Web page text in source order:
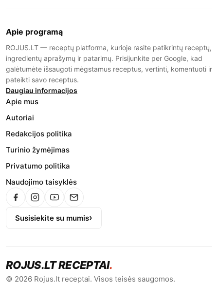
Apie programą
ROJUS.LT — receptų platforma, kurioje rasite patikrintų receptų,
ingredientų aprašymų ir patarimų. Prisijunkite per Google, kad
galėtumėte išsaugoti mėgstamus receptus, vertinti, komentuoti ir
pateikti savo receptus.
Daugiau informacijos
Apie mus
Autoriai
Redakcijos politika
Turinio žymėjimas
Privatumo politika
Naudojimo taisyklės
Susisiekite su mumis
ROJUS.LT RECEPTAI.
© 2026 Rojus.lt receptai. Visos teisės saugomos.